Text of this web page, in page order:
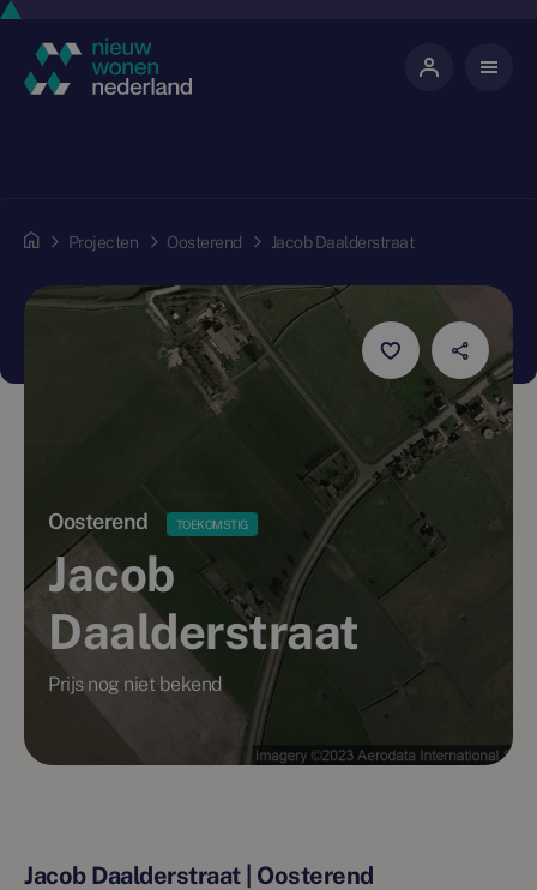
Projecten Oosterend Jacob Daalderstraat
Oosterend TOEKOMSTIG
Jacob
Daalderstraat
Prijs nog niet bekend
Jacob Daalderstraat | Oosterend